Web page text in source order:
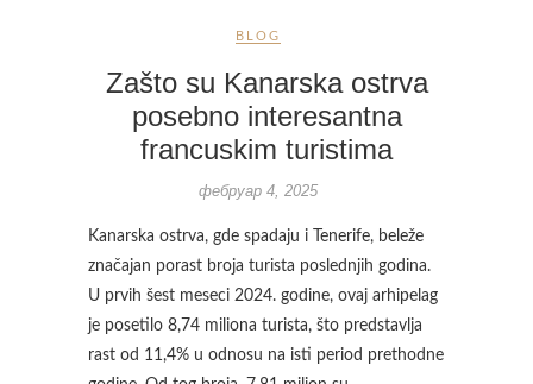
BLOG
Zašto su Kanarska ostrva
posebno interesantna
francuskim turistima
фебруар 4, 2025
Kanarska ostrva, gde spadaju i Tenerife, beleže
značajan porast broja turista poslednjih godina.
U prvih šest meseci 2024. godine, ovaj arhipelag
je posetilo 8,74 miliona turista, što predstavlja
rast od 11,4% u odnosu na isti period prethodne